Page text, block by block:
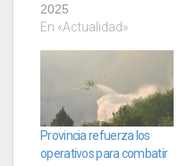
2025
En «Actualidad»
Provincia refuerza los
operativos para combatir